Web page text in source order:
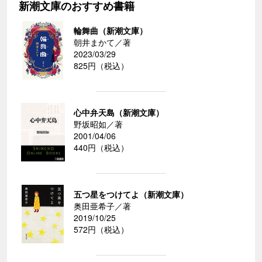
新潮文庫のおすすめ書籍
輪舞曲（新潮文庫）
朝井まかて／著
2023/03/29
825円（税込）
心中弁天島（新潮文庫）
野坂昭如／著
2001/04/06
440円（税込）
五つ星をつけてよ（新潮文庫）
奥田亜希子／著
2019/10/25
572円（税込）